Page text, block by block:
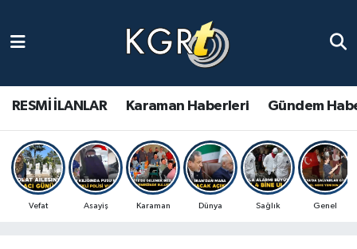
RESMİ İLANLAR Karaman Haberleri Gündem
Vefat Asayiş Karaman Dünya Sağlık Genel
Gündem Haberleri
Güncel Haberler
Spor Haberleri